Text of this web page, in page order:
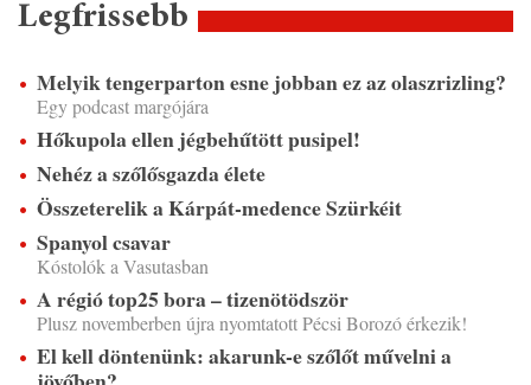
Legfrissebb
Melyik tengerparton esne jobban ez az olaszrizling?
Egy podcast margójára
Hőkupola ellen jégbehűtött pusipel!
Nehéz a szőlősgazda élete
Összeterelik a Kárpát-medence Szürkéit
Spanyol csavar
Kóstolók a Vasutasban
A régió top25 bora – tizenötödször
Plusz novemberben újra nyomtatott Pécsi Borozó érkezik!
El kell döntenünk: akarunk-e szőlőt művelni a